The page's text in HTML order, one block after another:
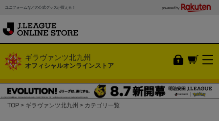
ユニフォームなどの公式グッズが買える！ powered by
ギラヴァンツ北九州
オフィシャルオンラインストア
TOP ギラヴァンツ北九州 カテゴリ一覧